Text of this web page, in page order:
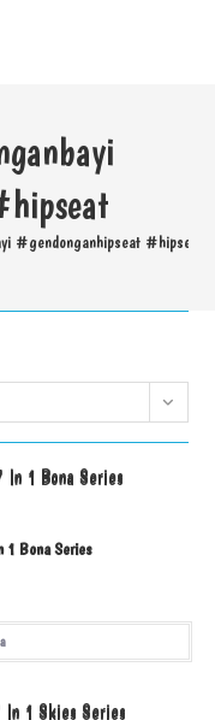
#gendonganhipseat #hipseat
1 Bona Series